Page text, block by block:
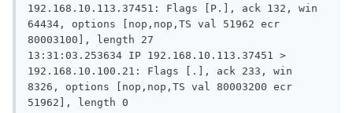
192.168.10.113.37451: Flags [P.], ack 132, win
64434, options [nop,nop,TS val 51962 ecr
80003100], length 27
13:31:03.253634 IP 192.168.10.113.37451 >
192.168.10.100.21: Flags [.], ack 233, win
8326, options [nop,nop,TS val 80003200 ecr